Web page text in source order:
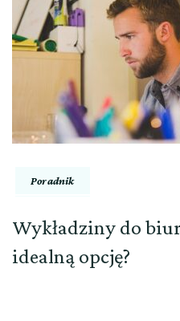
Poradnik
Wykładziny do
idealną opcję?